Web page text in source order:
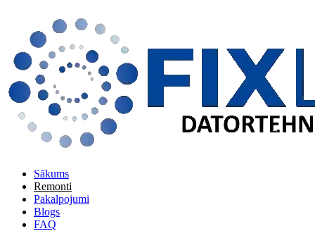
Sākums
Remonti
Pakalpojumi
Blogs
FAQ